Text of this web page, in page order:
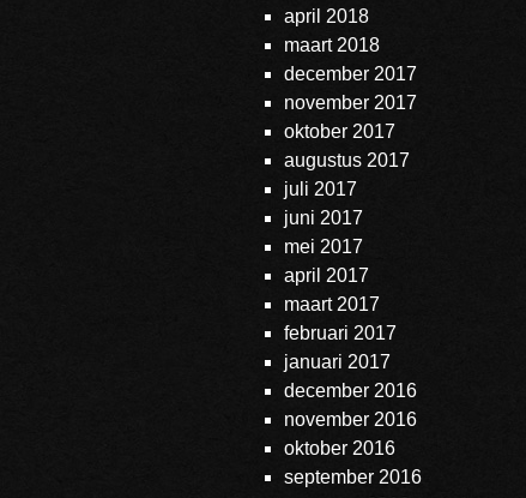
april 2018
maart 2018
december 2017
november 2017
oktober 2017
augustus 2017
juli 2017
juni 2017
mei 2017
april 2017
maart 2017
februari 2017
januari 2017
december 2016
november 2016
oktober 2016
september 2016